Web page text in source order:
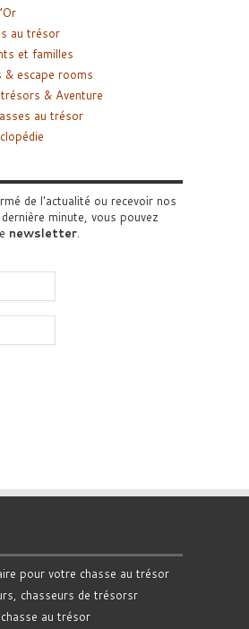
au trésor
et familles
& escape rooms
& Aventure
au trésor
de l'actualité ou recevoir nos
minute, vous pouvez
newsletter.
pour votre chasse au trésor
chasseurs de trésorsr
au trésor